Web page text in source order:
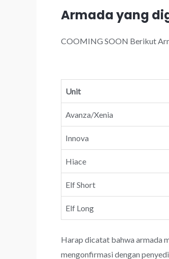
Armada yang
COOMING SOON Berikut
Unit
Avanza/Xenia
Innova
Hiace
Elf Short
Elf Long
Harap dicatat bahwa armada
mengonfirmasi dengan